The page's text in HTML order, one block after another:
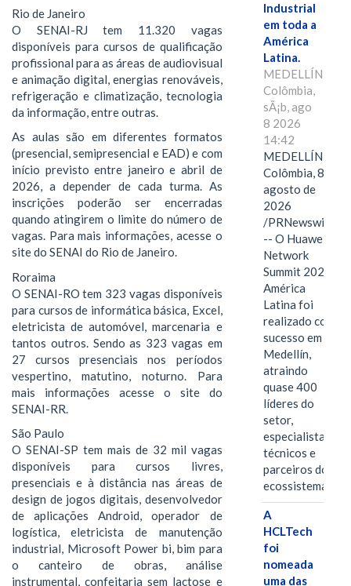
Rio de Janeiro
O SENAI-RJ tem 11.320 vagas
disponíveis para cursos de qualificação
profissional para as áreas de audiovisual
e animação digital, energias renováveis,
refrigeração e climatização, tecnologia
da informação, entre outras.
As aulas são em diferentes formatos
(presencial, semipresencial e EAD) e com
início previsto entre janeiro e abril de
2026, a depender de cada turma. As
inscrições poderão ser encerradas
quando atingirem o limite do número de
vagas. Para mais informações, acesse o
site do SENAI do Rio de Janeiro.
Roraima
O SENAI-RO tem 323 vagas disponíveis
para cursos de informática básica, Excel,
eletricista de automóvel, marcenaria e
tantos outros. Sendo as 323 vagas em
27 cursos presenciais nos períodos
vespertino, matutino, noturno. Para
mais informações acesse o site do
SENAI-RR.
São Paulo
O SENAI-SP tem mais de 32 mil vagas
disponíveis para cursos livres,
presenciais e à distância nas áreas de
design de jogos digitais, desenvolvedor
de aplicações Android, operador de
logística, eletricista de manutenção
industrial, Microsoft Power bi, bim para
o canteiro de obras, análise
instrumental, confeitaria sem lactose e
Industrial
em toda a
América
Latina.
MEDELLÍN,
Colômbia,
sÃ¡b, ago
8 2026
14:42
MEDELLÍN,
Colômbia, 8 de
agosto de
2026
/PRNewswire/
-- O Huawei
Network
Summit 2026
América
Latina foi
realizado com
sucesso em
Medellín,
atraindo
quase 400
líderes do
setor,
especialistas
técnicos e
parceiros do
ecossistema.…
A
HCLTech
foi
nomeada
uma das